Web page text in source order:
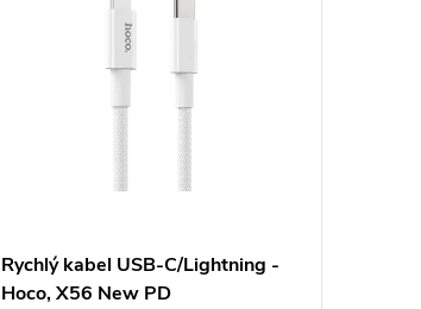
Rychlý kabel USB-C/Lightning -
Hoco, X56 New PD